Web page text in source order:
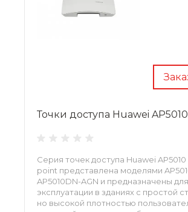
Точки доступа Huawei
Серия точек доступа Huawei
point представлена моделями
AP5010DN-AGN и предназначены для
эксплуатации в зданиях с простой
но высокой плотностью